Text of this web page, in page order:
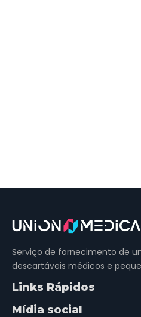
Serviço de fornecimento de
descartáveis ​​médicos e
Links Rápidos
Mídia social